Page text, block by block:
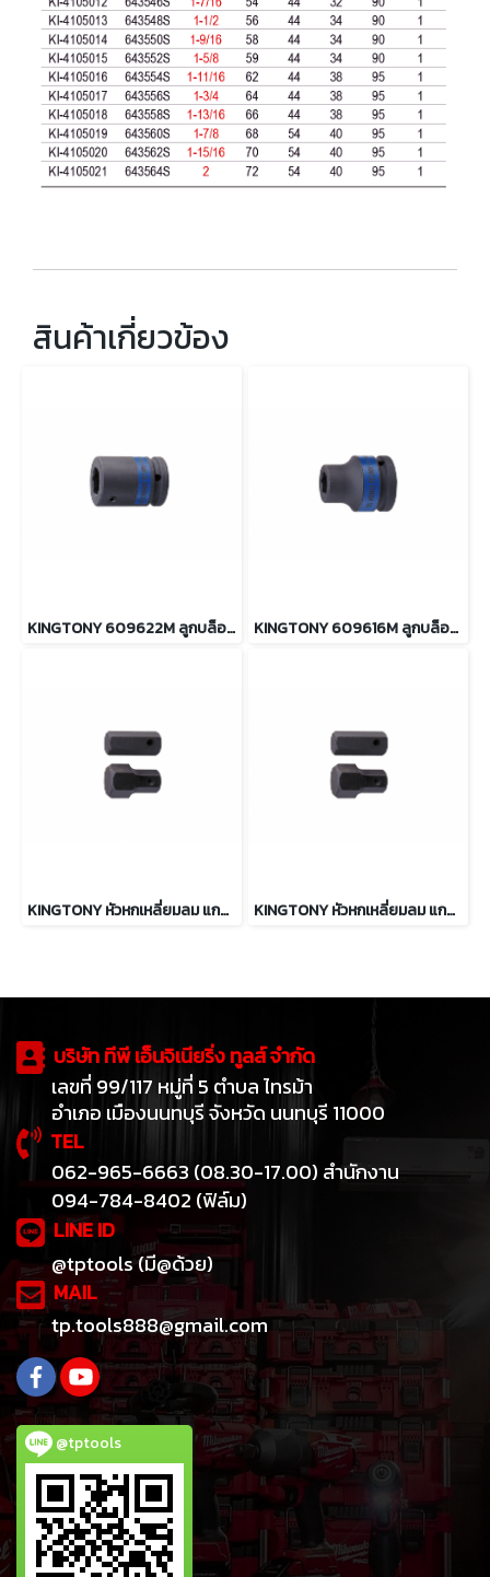
สินค้าเกี่ยวข้อง
KINGTONY 609622M ลูกบล็อกลม ต่อแกนหกเหลี่ยม รู 3/4” ขนาด 22 mm. KINGTONY 609616M ลูกบล็อกลม ต่อแกนหกเหลี่ยม รู 3/4” ขนาด 16 mm.
KINGTONY หัวหกเหลี่ยมลม แกน 16mm. ขนาด 10 ถึง 22mm. KINGTONY หัวหกเหลี่ยมลม แกน 22mm. ขนาด 19 ถึง 32mm.
บริษัท ทีพี เอ็นจิเนียริ่ง ทูลส์ จำกัด
เลขที่ 99/117 หมู่ที่ 5 ตำบล ไทรม้า
อำเภอ เมืองนนทบุรี จังหวัด นนทบุรี 11000
TEL
062-965-6663 (08.30-17.00) สำนักงาน
094-784-8402 (ฟิล์ม)
LINE ID
@tptools (มี@ด้วย)
MAIL
tp.tools888@gmail.com
@tptools